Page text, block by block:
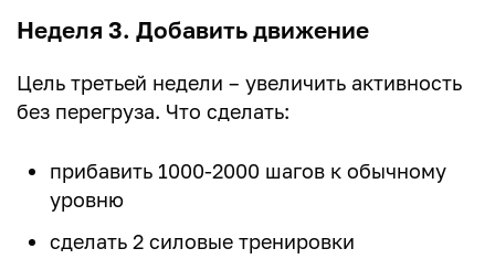
Неделя 3. Добавить движение
Цель третьей недели – увеличить активность
без перегруза. Что сделать:
прибавить 1000-2000 шагов к обычному
уровню
сделать 2 силовые тренировки